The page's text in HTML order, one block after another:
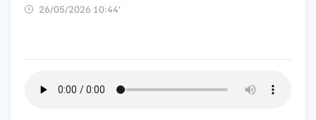
26/05/2026 10:44’